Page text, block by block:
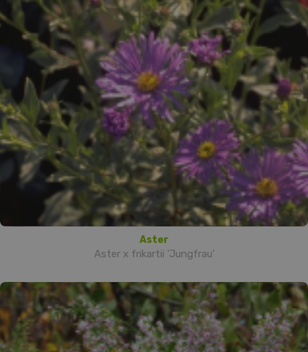
Aster
Aster x frikartii 'Jungfrau'